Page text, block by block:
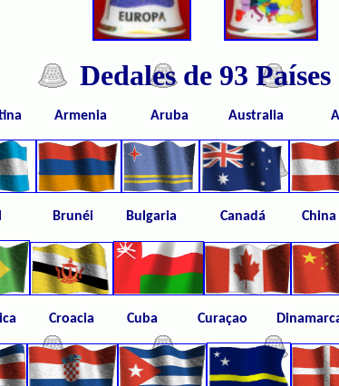
Dedales de 93 Países
Armenia Aruba Australia
Brunéi Bulgaria
Rica Croacia Cuba Curaçao